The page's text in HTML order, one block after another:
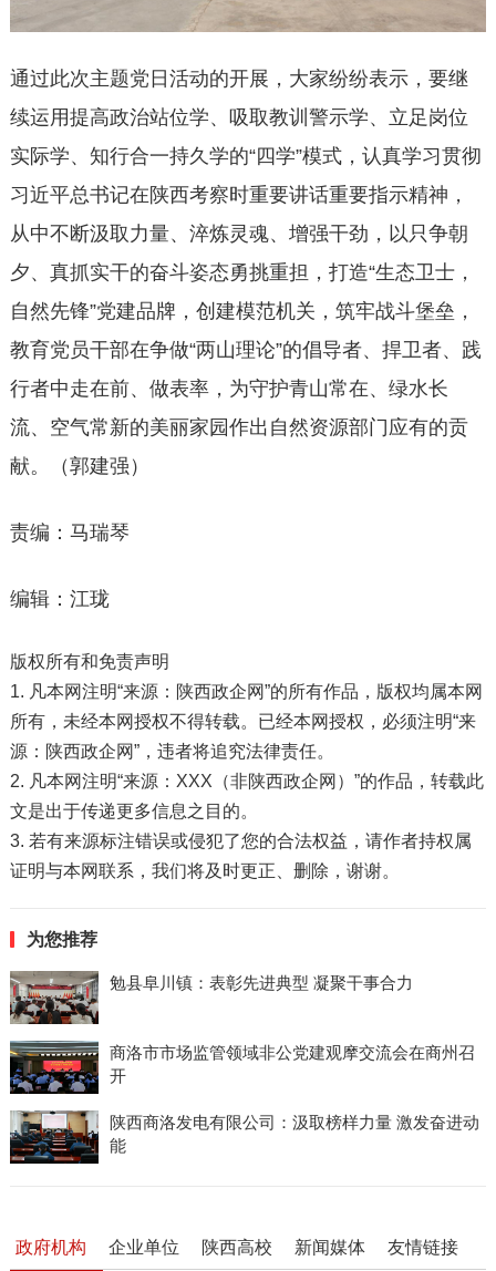
通过此次主题党日活动的开展，大家纷纷表示，要继
续运用提高政治站位学、吸取教训警示学、立足岗位
实际学、知行合一持久学的“四学”模式，认真学习贯彻
习近平总书记在陕西考察时重要讲话重要指示精神，
从中不断汲取力量、淬炼灵魂、增强干劲，以只争朝
夕、真抓实干的奋斗姿态勇挑重担，打造“生态卫士，
自然先锋”党建品牌，创建模范机关，筑牢战斗堡垒，
教育党员干部在争做“两山理论”的倡导者、捍卫者、践
行者中走在前、做表率，为守护青山常在、绿水长
流、空气常新的美丽家园作出自然资源部门应有的贡
献。（郭建强）
责编：马瑞琴
编辑：江珑
版权所有和免责声明
1. 凡本网注明“来源：陕西政企网”的所有作品，版权均属本网
所有，未经本网授权不得转载。已经本网授权，必须注明“来
源：陕西政企网”，违者将追究法律责任。
2. 凡本网注明“来源：XXX（非陕西政企网）”的作品，转载此
文是出于传递更多信息之目的。
3. 若有来源标注错误或侵犯了您的合法权益，请作者持权属
证明与本网联系，我们将及时更正、删除，谢谢。
为您推荐
勉县阜川镇：表彰先进典型 凝聚干事合力
商洛市市场监管领域非公党建观摩交流会在商州召
开
陕西商洛发电有限公司：汲取榜样力量 激发奋进动
能
政府机构 企业单位 陕西高校 新闻媒体 友情链接